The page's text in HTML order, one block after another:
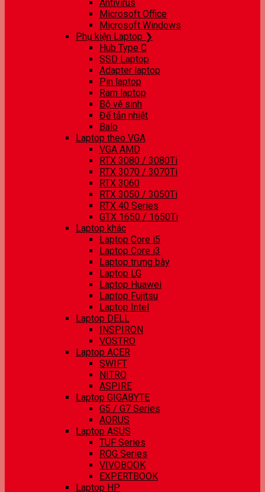
Antivirus
Microsoft Office
Microsoft Windows
Phụ kiện Laptop ❯
Hub Type C
SSD Laptop
Adapter laptop
Pin laptop
Ram laptop
Bộ vệ sinh
Đế tản nhiệt
Balo
Laptop theo VGA
VGA AMD
RTX 3080 / 3080Ti
RTX 3070 / 3070Ti
RTX 3060
RTX 3050 / 3050Ti
RTX 40 Series
GTX 1650 / 1650Ti
Laptop khác
Laptop Core i5
Laptop Core i3
Laptop trưng bày
Laptop LG
Laptop Huawei
Laptop Fujitsu
Laptop Intel
Laptop DELL
INSPIRON
VOSTRO
Laptop ACER
SWIFT
NITRO
ASPIRE
Laptop GIGABYTE
G5 / G7 Series
AORUS
Laptop ASUS
TUF Series
ROG Series
VIVOBOOK
EXPERTBOOK
Laptop HP